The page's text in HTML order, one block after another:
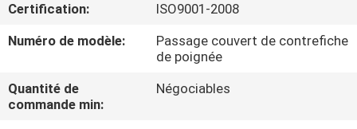
VISITE
DE
L'USINE
Certification:
ISO9001-2008
Numéro de modèle:
Passage couvert de contrefiche
de poignée
Quantité de
commande min:
Négociables